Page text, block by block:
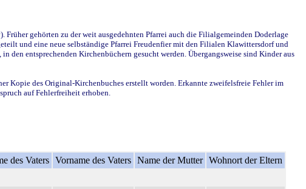
gehörten zu der weit ausgedehnten Pfarrei auch die Filialgemeinden Doderlage
und eine neue selbständige Pfarrei Freudenfier mit den Filialen Klawittersdorf und
entsprechenden Kirchenbüchern gesucht werden. Übergangsweise sind Kinder aus
Kopie des Original-Kirchenbuches erstellt worden. Erkannte zweifelsfreie Fehler im
auf Fehlerfreiheit erhoben.
des Vaters Vorname des Vaters Name der Mutter Wohnort der Eltern